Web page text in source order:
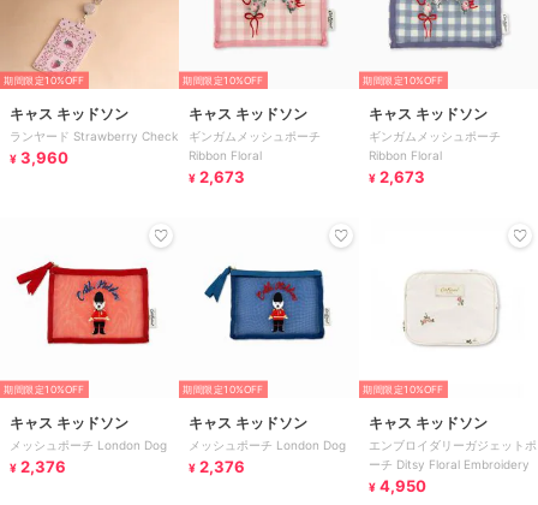
期間限定10%OFF
キャス キッドソン
ランヤード Strawberry Check
¥ 3,960
期間限定10%OFF
キャス キッドソン
ギンガムメッシュポーチ
Ribbon Floral
¥ 2,673
期間限定10%OFF
キャス キッドソン
ギンガムメッシュポーチ
Ribbon Floral
¥ 2,673
期間限定10%OFF
キャス キッドソン
メッシュポーチ London Dog
¥ 2,376
期間限定10%OFF
キャス キッドソン
メッシュポーチ London Dog
¥ 2,376
期間限定10%OFF
キャス キッドソン
エンブロイダリーガジェットポ
ーチ Ditsy Floral Embroidery
¥ 4,950